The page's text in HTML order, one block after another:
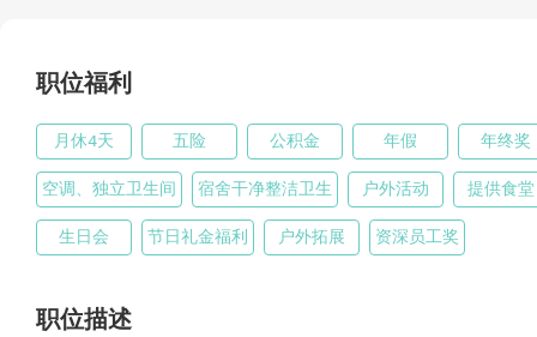
职位福利
月休4天 五险 公积金 年假 年终奖
空调、独立卫生间 宿舍干净整洁卫生 户外活动 提供食堂
生日会 节日礼金福利 户外拓展 资深员工奖
职位描述